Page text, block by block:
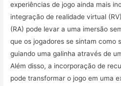
experiências de jogo ainda mais
integração de realidade virtual
(RA) pode levar a uma imersão
que os jogadores se sintam como
guiando uma galinha através de
Além disso, a incorporação de
pode transformar o jogo em uma